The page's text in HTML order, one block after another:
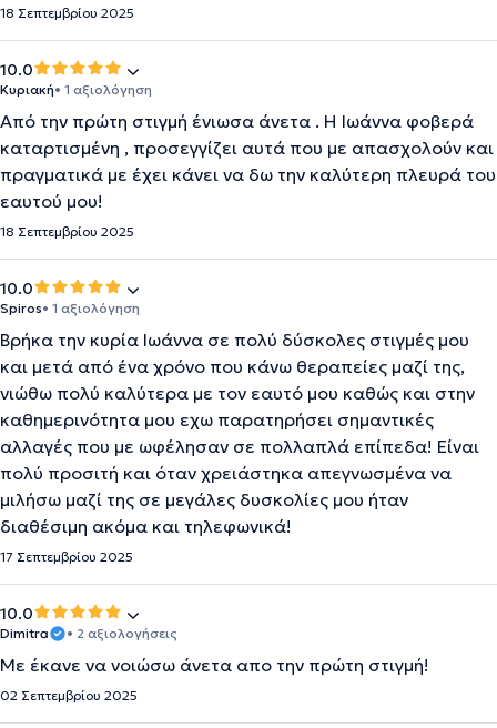
18 Σεπτεμβρίου 2025
10.0
Κυριακή• 1 αξιολόγηση
Από την πρώτη στιγμή ένιωσα άνετα . Η Ιωάννα φοβερά
καταρτισμένη , προσεγγίζει αυτά που με απασχολούν και
πραγματικά με έχει κάνει να δω την καλύτερη πλευρά του
εαυτού μου!
18 Σεπτεμβρίου 2025
10.0
Spiros• 1 αξιολόγηση
Βρήκα την κυρία Ιωάννα σε πολύ δύσκολες στιγμές μου
και μετά από ένα χρόνο που κάνω θεραπείες μαζί της,
νιώθω πολύ καλύτερα με τον εαυτό μου καθώς και στην
καθημερινότητα μου εχω παρατηρήσει σημαντικές
αλλαγές που με ωφέλησαν σε πολλαπλά επίπεδα! Είναι
πολύ προσιτή και όταν χρειάστηκα απεγνωσμένα να
μιλήσω μαζί της σε μεγάλες δυσκολίες μου ήταν
διαθέσιμη ακόμα και τηλεφωνικά!
17 Σεπτεμβρίου 2025
10.0
Dimitra • 2 αξιολογήσεις
Με έκανε να νοιώσω άνετα απο την πρώτη στιγμή!
02 Σεπτεμβρίου 2025